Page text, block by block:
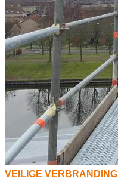
VEILIGE VERBRANDING